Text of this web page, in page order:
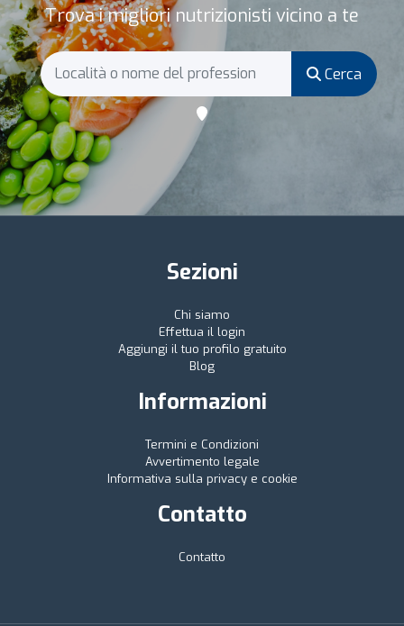
Trova i migliori nutrizionisti vicino a te
Cerca
Sezioni
Chi siamo
Effettua il login
Aggiungi il tuo profilo gratuito
Blog
Informazioni
Termini e Condizioni
Avvertimento legale
Informativa sulla privacy e cookie
Contatto
Contatto